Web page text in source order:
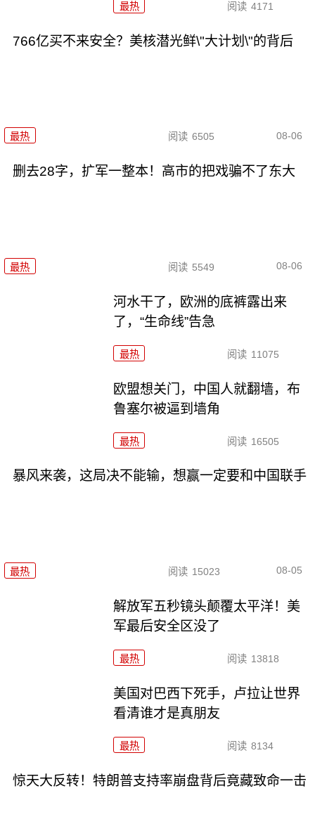
最热 阅读 4171
766亿买不来安全？美核潜光鲜\"大计划\"的背后
最热 阅读 6505 08-06
删去28字，扩军一整本！高市的把戏骗不了东大
最热 阅读 5549 08-06
河水干了，欧洲的底裤露出来
了，“生命线”告急
最热 阅读 11075
欧盟想关门，中国人就翻墙，布
鲁塞尔被逼到墙角
最热 阅读 16505
暴风来袭，这局决不能输，想赢一定要和中国联手
最热 阅读 15023 08-05
解放军五秒镜头颠覆太平洋！美
军最后安全区没了
最热 阅读 13818
美国对巴西下死手，卢拉让世界
看清谁才是真朋友
最热 阅读 8134
惊天大反转！特朗普支持率崩盘背后竟藏致命一击